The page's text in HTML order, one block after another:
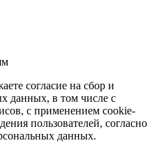
согласие на сбор и
данных, в том числе с
с применением cookie-
пользователей, согласно
данных.